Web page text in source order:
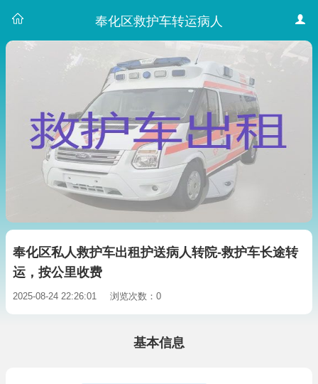
奉化区救护车转运病人
奉化区私人救护车出租护送病人转院-救护车长途转
运，按公里收费
2025-08-24 22:26:01 浏览次数：0
基本信息